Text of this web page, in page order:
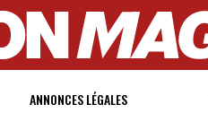
ANNONCES LÉGALES